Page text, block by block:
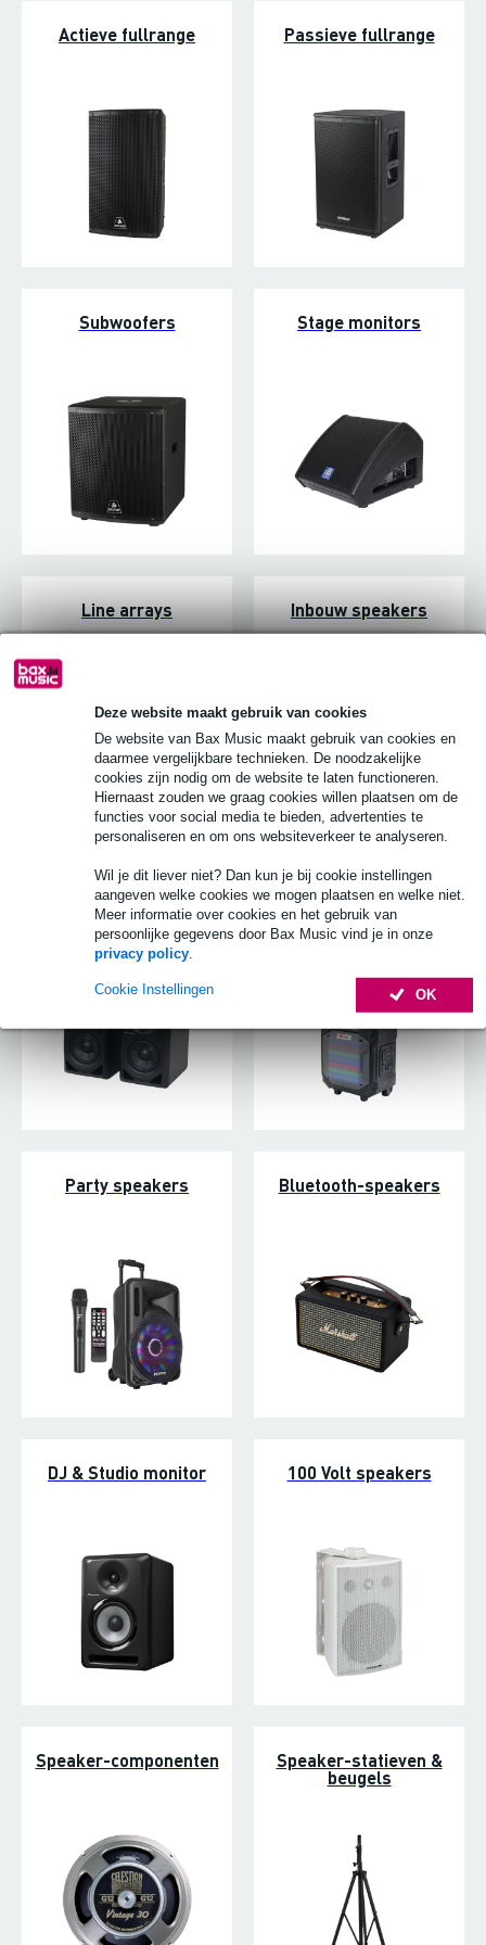
Deze website maakt gebruik van cookies
De website van Bax Music maakt gebruik van cookies en
daarmee vergelijkbare technieken. De noodzakelijke
cookies zijn nodig om de website te laten functioneren.
Hiernaast zouden we graag cookies willen plaatsen om de
functies voor social media te bieden, advertenties te
personaliseren en om ons websiteverkeer te analyseren.
Wil je dit liever niet? Dan kun je bij cookie instellingen
aangeven welke cookies we mogen plaatsen en welke niet.
Meer informatie over cookies en het gebruik van
persoonlijke gegevens door Bax Music vind je in onze
privacy policy
OK
Cookie Instellingen
Actieve fullrange Passieve fullrange
Subwoofers Stage monitors
Line arrays Inbouw speakers
Home audio-speakers Mobiele accu-speakers
Party speakers Bluetooth-speakers
DJ & Studio monitor 100 Volt speakers
Speaker-componenten Speaker-statieven &
beugels